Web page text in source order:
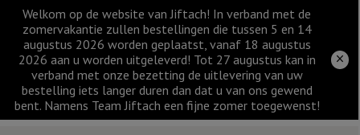
Welkom op de website van Jiftach! In verband met de
zomervakantie zullen bestellingen die tussen 5 en 14
augustus 2026 worden geplaatst, vanaf 18 augustus
2026 aan u worden uitgeleverd! Tot 27 augustus kan in
verband met onze bezetting de uitlevering van uw
bestelling iets langer duren dan dat u van ons gewend
bent. Namens Team Jiftach een fijne zomer toegewenst!